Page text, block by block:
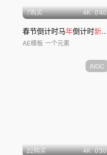
7购买 4K 0'40
春节倒计时马年倒计时新年
AE模板 一个元素
AIGC
22购买 4K 0'30